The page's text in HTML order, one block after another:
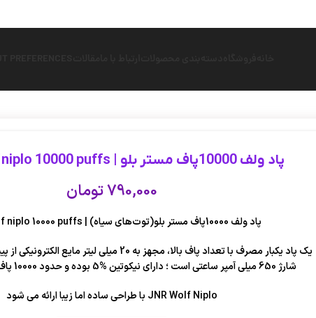
پاد ولف 10000پاف مستر بلو | JNR Wolf niplo 10000 puffs
790,000تومان
پاد ولف 10000پاف مستر بلو(توت‌های سیاه) | JNR Wolf niplo 10000 puffs
یک پاد یکبار مصرف با تعداد پاف بالا، مجهز به 20 میلی
شارژ 650 میلی آمپر ساعتی است ؛ دارای نیکوتین %5 بوده و حدود 10000 پاف را برآورده می کند.
JNR Wolf Niplo با طراحی ساده اما زیبا ارائه می شود